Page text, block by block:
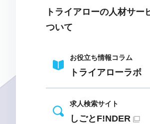
トライアローの人材サー
ついて
お役立ち情報コラム
トライアローラボ
求人検索サイト
しごとF!NDER